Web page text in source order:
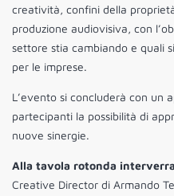
creatività, confini della
produzione audiovisiva, con
settore stia cambiando e quali
per le imprese.
L’evento si concluderà con un
partecipanti la possibilità di
nuove sinergie.
Alla tavola rotonda
Creative Director di Armando